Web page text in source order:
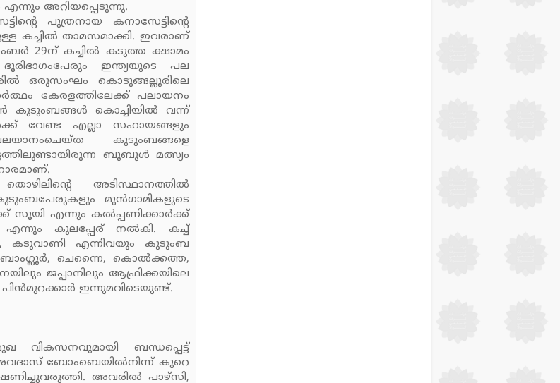
എന്നും അറിയപ്പെടുന്നു.
പുത്രനായ കനാസേട്ടിന്റെ
കച്ചില്‍ താമസമാക്കി. ഇവരാണ്
29ന് കച്ചില്‍ കടുത്ത ക്ഷാമം
ഇന്ത്യയുടെ പല
ഒരുസംഘം കൊടുങ്ങല്ലൂരിലെ
കേരളത്തിലേക്ക് പലായനം
കുടുംബങ്ങള്‍ കൊച്ചിയില്‍ വന്ന്
വേണ്ട എല്ലാ സഹായങ്ങളും
കുടുംബങ്ങളെ
ബൂബൂള്‍ മത്സ്യം
അടിസ്ഥാനത്തില്‍
മുന്‍ഗാമികളുടെ
സൂയി എന്നും കല്‍പ്പണിക്കാര്‍ക്ക്
കുലപ്പേര് നല്‍കി. കച്ച്
കടുവാണി എന്നിവയും കുടുംബ
ബാംഗ്ലൂര്‍, ചെന്നൈ, കൊല്‍ക്കത്ത,
ജപ്പാനിലും ആഫ്രിക്കയിലെ
പിന്‍മുറക്കാര്‍ ഇന്നുമവിടെയുണ്ട്.
വികസനവുമായി ബന്ധപ്പെട്ട്
ബോംബെയില്‍നിന്ന് കുറെ
അവരില്‍ പാഴ്‌സി,